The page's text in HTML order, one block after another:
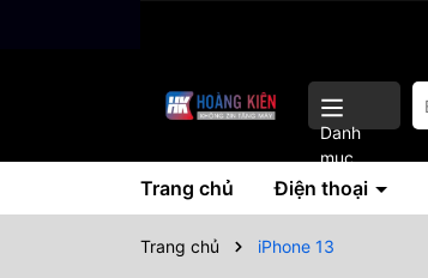
Danh
mục
Trang chủ Điện thoại
Trang chủ iPhone 13